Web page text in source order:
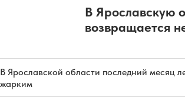
В Ярославскую
возвращается
В Ярославской области последний месяц
жарким